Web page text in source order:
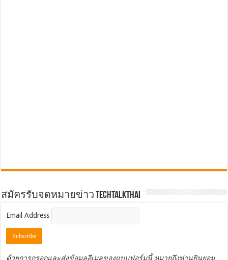
สมัครรับจดหมายข่าว TechTalkThai
Email Address
ด้วยการกรอกและส่งข้อมูลอีเมลของแบบฟอร์มนี้ หมายถึงท่านยินยอม